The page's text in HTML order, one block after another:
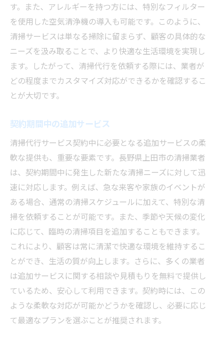
す。また、アレルギーを持つ方には、特別なフィルター
を使用した空気清浄機の導入も可能です。このように、
清掃サービスは単なる掃除に留まらず、顧客の具体的な
ニーズを汲み取ることで、より快適な生活環境を実現し
ます。したがって、清掃代行を依頼する際には、業者が
どの程度までカスタマイズ対応ができるかを確認するこ
とが大切です。
契約期間中の追加サービス
清掃代行サービス契約中に必要となる追加サービスの柔
軟な提供も、重要な要素です。長野県上田市の清掃業者
は、契約期間中に発生した新たな清掃ニーズに対して迅
速に対応します。例えば、急な来客や家族のイベントが
ある場合、通常の清掃スケジュールに加えて、特別な清
掃を依頼することが可能です。また、季節や天候の変化
に応じて、臨時の清掃項目を追加することもできます。
これにより、顧客は常に清潔で快適な環境を維持するこ
とができ、生活の質が向上します。さらに、多くの業者
は追加サービスに関する相談や見積もりを無料で提供し
ているため、安心して利用できます。契約時には、この
ような柔軟な対応が可能かどうかを確認し、必要に応じ
て最適なプランを選ぶことが推奨されます。